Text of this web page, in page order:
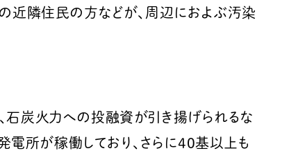
近隣住民の方などが、周辺におよぶ汚染
炭火力への投融資が引き揚げられるな
電所が稼働しており、さらに40基以上も